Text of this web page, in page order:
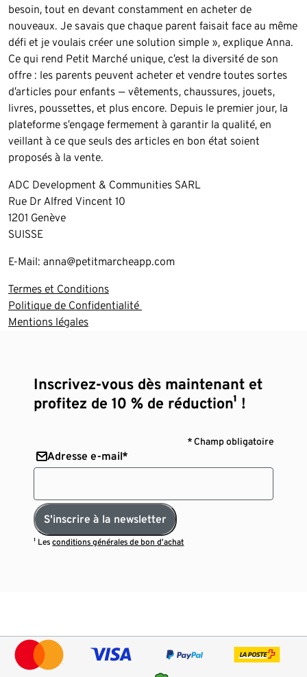
besoin, tout en devant constamment en acheter de
nouveaux. Je savais que chaque parent faisait face au même
défi et je voulais créer une solution simple », explique Anna.
Ce qui rend Petit Marché unique, c’est la diversité de son
offre : les parents peuvent acheter et vendre toutes sortes
d’articles pour enfants — vêtements, chaussures, jouets,
livres, poussettes, et plus encore. Depuis le premier jour, la
plateforme s’engage fermement à garantir la qualité, en
veillant à ce que seuls des articles en bon état soient
proposés à la vente.
ADC Development & Communities SARL
Rue Dr Alfred Vincent 10
1201 Genève
SUISSE
E-Mail: anna@petitmarcheapp.com
Termes et Conditions
Politique de Confidentialité
Mentions légales
Inscrivez-vous dès maintenant et
profitez de 10 % de réduction¹ !
* Champ obligatoire
Adresse e-mail*
S'inscrire à la newsletter
¹ Lesconditions générales de bon d’achat